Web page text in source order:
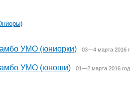
УМО (юниорки) 03—4 марта 2016
УМО (юноши) 01—2 марта 2016